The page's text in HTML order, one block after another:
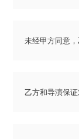
未经甲方同意
乙方和导演保